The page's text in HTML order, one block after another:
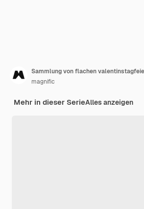
Sammlung von flachen
magnific
Mehr in dieser SerieAlles anzeigen